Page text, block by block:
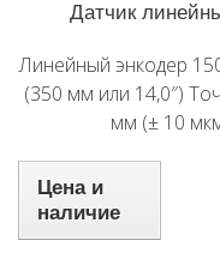
Датчик
Линейный энкодер
(350 мм или 14,0″)
мм (± 10
Цена и
наличие